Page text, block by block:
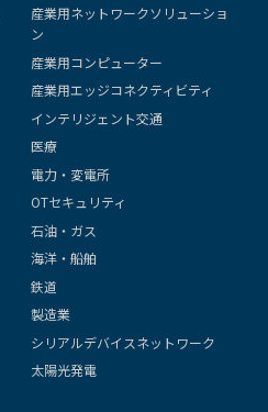
産業用ネットワークソリューショ
ン
産業用コンピューター
産業用エッジコネクティビティ
インテリジェント交通
医療
電力・変電所
OTセキュリティ
石油・ガス
海洋・船舶
鉄道
製造業
シリアルデバイスネットワーク
太陽光発電